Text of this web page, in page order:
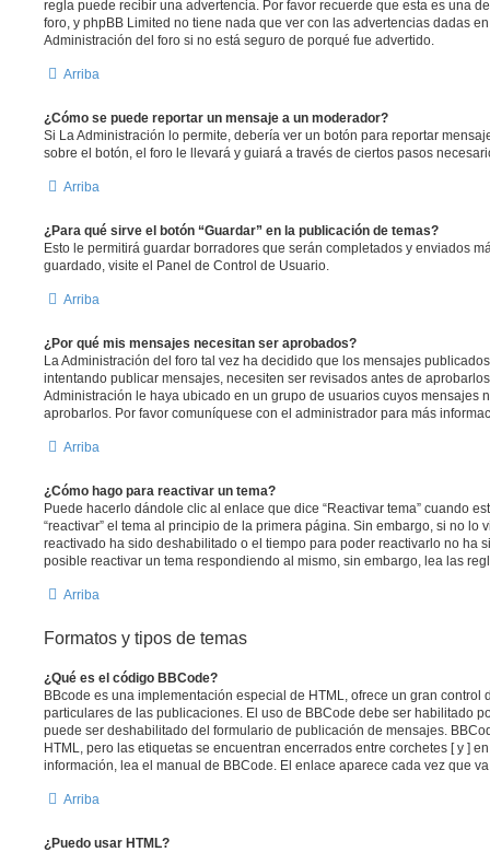
regla puede recibir una advertencia. Por favor recuerde que esta es una
foro, y phpBB Limited no tiene nada que ver con las advertencias dadas
Administración del foro si no está seguro de porqué fue advertido.
Arriba
¿Cómo se puede reportar un mensaje a un moderador?
Si La Administración lo permite, debería ver un botón para reportar
sobre el botón, el foro le llevará y guiará a través de ciertos pasos
Arriba
¿Para qué sirve el botón “Guardar” en la publicación de temas?
Esto le permitirá guardar borradores que serán completados y enviados
guardado, visite el Panel de Control de Usuario.
Arriba
¿Por qué mis mensajes necesitan ser aprobados?
La Administración del foro tal vez ha decidido que los mensajes
intentando publicar mensajes, necesiten ser revisados antes de
Administración le haya ubicado en un grupo de usuarios cuyos mensajes
aprobarlos. Por favor comuníquese con el administrador para más
Arriba
¿Cómo hago para reactivar un tema?
Puede hacerlo dándole clic al enlace que dice “Reactivar tema” cuando
“reactivar” el tema al principio de la primera página. Sin embargo, si no lo
reactivado ha sido deshabilitado o el tiempo para poder reactivarlo no ha
posible reactivar un tema respondiendo al mismo, sin embargo, lea las
Arriba
Formatos y tipos de temas
¿Qué es el código BBCode?
BBcode es una implementación especial de HTML, ofrece un gran control
particulares de las publicaciones. El uso de BBCode debe ser habilitado
puede ser deshabilitado del formulario de publicación de mensajes.
HTML, pero las etiquetas se encuentran encerrados entre corchetes [ y ]
información, lea el manual de BBCode. El enlace aparece cada vez que
Arriba
¿Puedo usar HTML?